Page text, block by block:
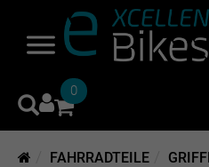
0
FAHRRADTEILE